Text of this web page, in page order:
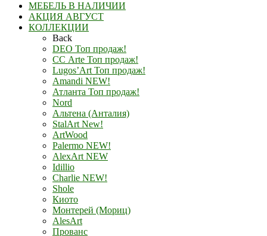
МЕБЕЛЬ В НАЛИЧИИ
АКЦИЯ АВГУСТ
КОЛЛЕКЦИИ
Back
DEO Топ продаж!
СС Arte Топ продаж!
Lugos’Art Топ продаж!
Amandi NEW!
Атланта Топ продаж!
Nord
Альтена (Анталия)
StalArt New!
ArtWood
Palermo NEW!
AlexArt NEW
Idillio
Charlie NEW!
Shole
Киото
Монтерей (Мориц)
AlesArt
Прованс